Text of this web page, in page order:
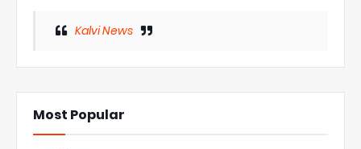
Kalvi News
Most Popular